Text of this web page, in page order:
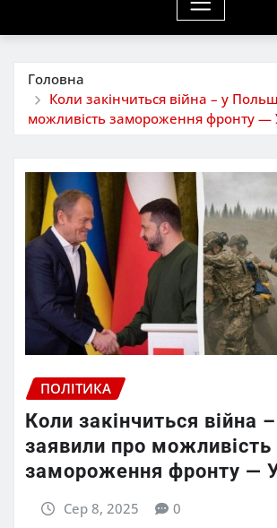
Головна
Коли закінчиться війна – у
можливість замороження фронту —
ПОЛІТИКА
Коли закінчиться війна
заявили про можливість
замороження фронту —
Сер 8, 2025 0